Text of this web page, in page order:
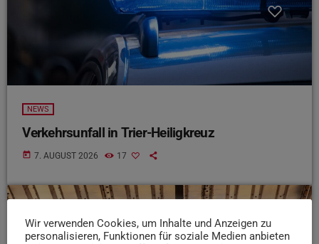
NEWS
Verkehrsunfall in Trier-Heiligkreuz
today 7. AUGUST 2026 17
insert_link
Wir verwenden Cookies, um Inhalte und Anzeigen zu
personalisieren, Funktionen für soziale Medien anbieten